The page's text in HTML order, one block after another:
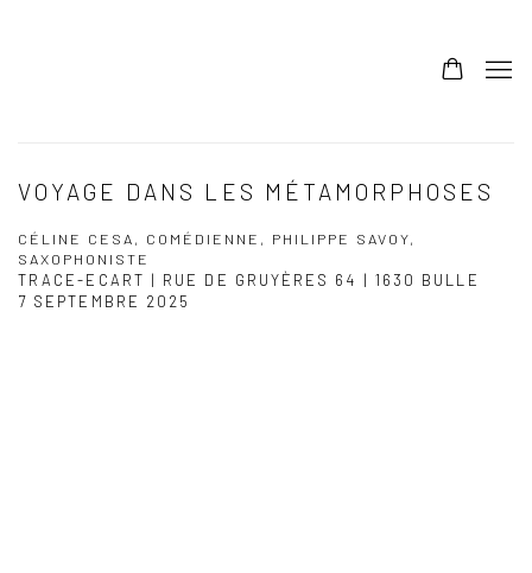
VOYAGE DANS LES MÉTAMORPHOSES
CÉLINE CESA, COMÉDIENNE, PHILIPPE SAVOY,
SAXOPHONISTE
TRACE-ECART | RUE DE GRUYÈRES 64 | 1630 BULLE
7 SEPTEMBRE 2025